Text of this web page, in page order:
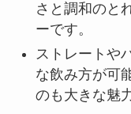
さと調和のと
ーです。
ストレートや
な飲み方が可
のも大きな魅